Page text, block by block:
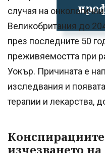
случая на
Великобритания до
през последните 50
преживяемостта при
Уокър. Причината е
изследвания и
терапии и лекарства,
изчезването